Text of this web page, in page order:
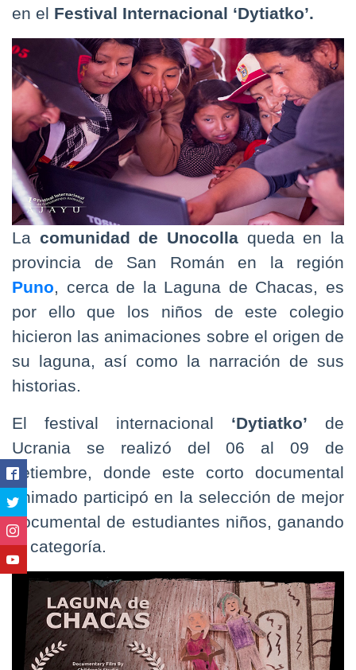
en el Festival Internacional ‘Dytiatko’.
La comunidad de Unocolla queda en la
provincia de San Román en la región
Puno, cerca de la Laguna de Chacas, es
por ello que los niños de este colegio
hicieron las animaciones sobre el origen de
su laguna, así como la narración de sus
historias.
El festival internacional ‘Dytiatko’ de
Ucrania se realizó del 06 al 09 de
setiembre, donde este corto documental
animado participó en la selección de mejor
documental de estudiantes niños, ganando
la categoría.